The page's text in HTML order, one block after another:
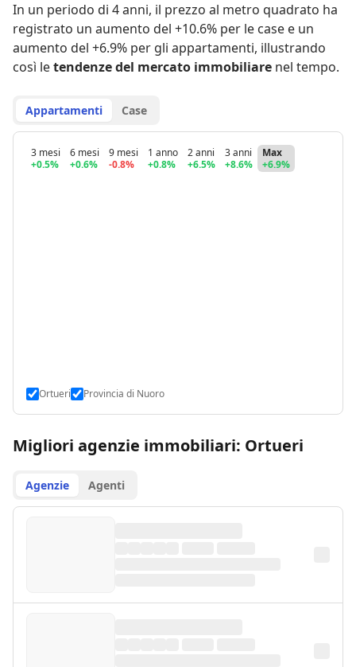
In un periodo di 4 anni, il prezzo al metro quadrato ha
registrato un aumento del +10.6% per le case e un
aumento del +6.9% per gli appartamenti, illustrando
così letendenze del mercato immobiliare nel tempo.
Appartamenti Case
3 mesi
+0.5%
6 mesi
+0.6%
9 mesi
-0.8%
1 anno
+0.8%
2 anni
+6.5%
3 anni
+8.6%
Max
+6.9%
Ortueri Provincia di Nuoro
Migliori agenzie immobiliari: Ortueri
Agenzie Agenti